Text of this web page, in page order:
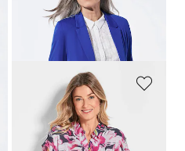
GOLDNER
279,00 CHF
+ 4
GOLDNER
Druckbluse mit Blütenmuster
99,00 CHF119,00 CHF